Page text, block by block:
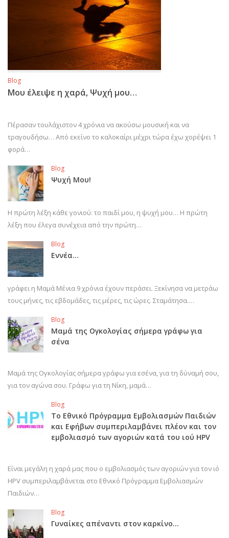
Blog
Μου έλειψε η χαρά, Ψυχή μου…
Πέρασαν τουλάχιστον 4 χρόνια να ακούσω μουσική και να
τραγουδήσω… Από εκείνο το καλοκαίρι μέχρι τώρα έχω χορέψει 1
φορά…
Blog
Ψυχή Μου!
Η πρώτη λέξη κάθε γονιού: το παιδί μου, η ψυχή μου… Η πρώτη
λέξη που έλεγα συνέχεια από την πρώτη…
Blog
Εννέα…
γράφει η Μαμά Μένια 9 χρόνια έχουν περάσει. Ξεκίνησα να μετράω
τους μήνες, τις εβδομάδες, τις μέρες, τις ώρες. Σταμάτησα.…
Blog
Μαμά της Ογκολογίας σήμερα γράφω για
σένα
Μαμά της Ογκολογίας σήμερα γράφω για εσένα, για τη δύναμή σου,
για τον αγώνα σου. Γράφω για τη Νίκη, μαμά…
Blog
Το Εθνικό Πρόγραμμα Εμβολιασμών Παιδιών
και Εφήβων συμπεριλαμβάνει πλέον και τον
εμβολιασμό των αγοριών κατά του ιού HPV
Είναι μεγάλη η χαρά μας που ο εμβολιασμός των αγοριών για τον ιό
HPV συμπεριλαμβάνεται στο Εθνικό Πρόγραμμα Εμβολιασμών
Παιδιών…
Blog
Γυναίκες απέναντι στον καρκίνο…